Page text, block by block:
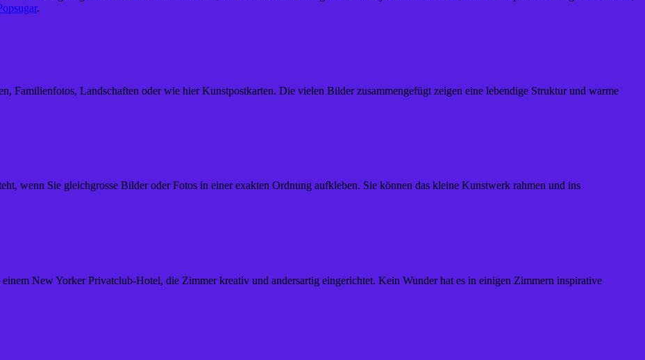
.
Familienfotos, Landschaften oder wie hier Kunstpostkarten. Die vielen Bilder zusammengefügt zeigen eine lebendige Struktur und warme
wenn Sie gleichgrosse Bilder oder Fotos in einer exakten Ordnung aufkleben. Sie können das kleine Kunstwerk rahmen und ins
New Yorker Privatclub-Hotel, die Zimmer kreativ und andersartig eingerichtet. Kein Wunder hat es in einigen Zimmern inspirative